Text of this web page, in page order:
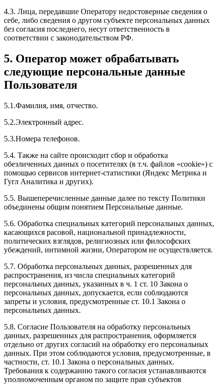
4.3. Лица, передавшие Оператору недостоверные сведения о
себе, либо сведения о другом субъекте персональных данных
без согласия последнего, несут ответственность в
соответствии с законодательством РФ.
5. Оператор может обрабатывать
следующие персональные данные
Пользователя
5.1.Фамилия, имя, отчество.
5.2.Электронный адрес.
5.3.Номера телефонов.
5.4. Также на сайте происходит сбор и обработка
обезличенных данных о посетителях (в т.ч. файлов «cookie») с
помощью сервисов интернет-статистики (Яндекс Метрика и
Гугл Аналитика и других).
5.5. Вышеперечисленные данные далее по тексту Политики
объединены общим понятием Персональные данные.
5.6. Обработка специальных категорий персональных данных,
касающихся расовой, национальной принадлежности,
политических взглядов, религиозных или философских
убеждений, интимной жизни, Оператором не осуществляется.
5.7. Обработка персональных данных, разрешенных для
распространения, из числа специальных категорий
персональных данных, указанных в ч. 1 ст. 10 Закона о
персональных данных, допускается, если соблюдаются
запреты и условия, предусмотренные ст. 10.1 Закона о
персональных данных.
5.8. Согласие Пользователя на обработку персональных
данных, разрешенных для распространения, оформляется
отдельно от других согласий на обработку его персональных
данных. При этом соблюдаются условия, предусмотренные, в
частности, ст. 10.1 Закона о персональных данных.
Требования к содержанию такого согласия устанавливаются
уполномоченным органом по защите прав субъектов